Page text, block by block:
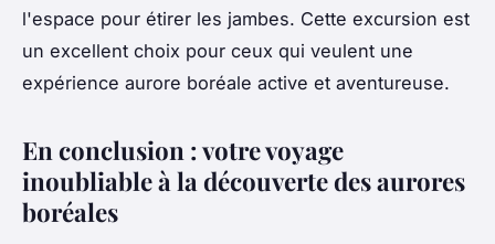
l'espace pour étirer les jambes. Cette excursion est
un excellent choix pour ceux qui veulent une
expérience aurore boréale active et aventureuse.
En conclusion : votre voyage
inoubliable à la découverte des aurores
boréales